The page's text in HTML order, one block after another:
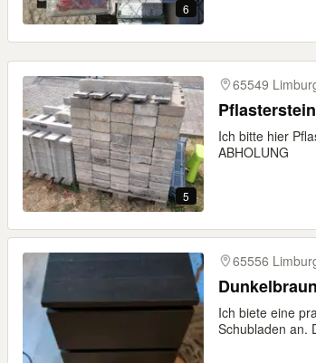
6
5
65549
Ich bitte hier
ABHOLUNG
65556
Ich biete eine
Schubladen an.